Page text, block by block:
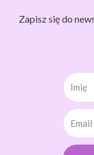
Zapisz się do
Imię